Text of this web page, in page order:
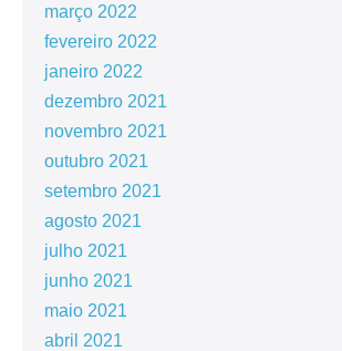
março 2022
fevereiro 2022
janeiro 2022
dezembro 2021
novembro 2021
outubro 2021
setembro 2021
agosto 2021
julho 2021
junho 2021
maio 2021
abril 2021